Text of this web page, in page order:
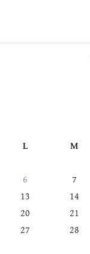
L
M
6
7
13
14
20
21
27
28